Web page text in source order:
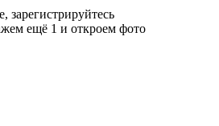
зарегистрируйтесь
ещё 1 и откроем фото